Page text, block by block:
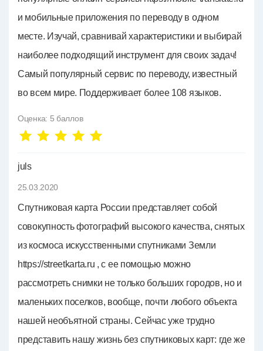
и мобильные приложения по переводу в одном
месте. Изучай, сравнивай характеристики и выбирай
наиболее подходящий инструмент для своих задач!
Самый популярный сервис по переводу, известный
во всем мире. Поддерживает более 108 языков.
Оценка: 5 баллов
juls
25.03.2020
Спутниковая карта России представляет собой
совокупность фотографий высокого качества, снятых
из космоса искусственными спутниками Земли
https://streetkarta.ru , с ее помощью можно
рассмотреть снимки не только больших городов, но и
маленьких поселков, вообще, почти любого объекта
нашей необъятной страны. Сейчас уже трудно
представить нашу жизнь без спутниковых карт: где же